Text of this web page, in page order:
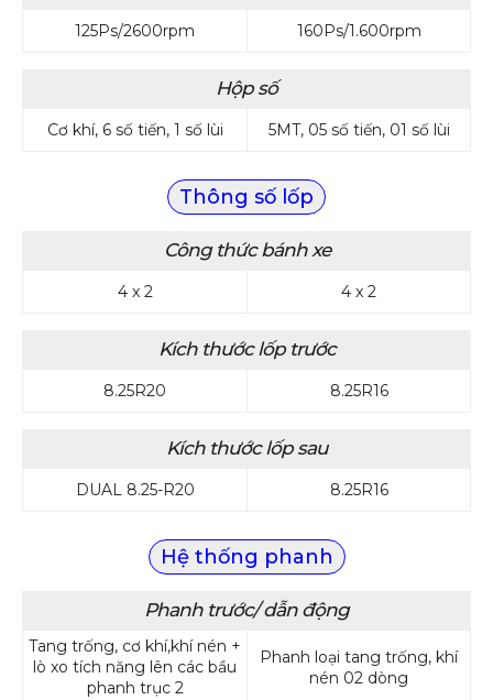
125Ps/2600rpm 160Ps/1.600rpm
Hộp số
Cơ khí, 6 số tiến, 1 số lùi 5MT, 05 số tiến, 01 số lùi
Thông số lốp
Công thức bánh xe
4 x 2 4 x 2
Kích thước lốp trước
8.25R20 8.25R16
Kích thước lốp sau
DUAL 8.25-R20 8.25R16
Hệ thống phanh
Phanh trước/ dẫn động
Tang trống, cơ khí,khí nén +
lò xo tích năng lên các bầu
phanh trục 2
Phanh loại tang trống, khí
nén 02 dòng